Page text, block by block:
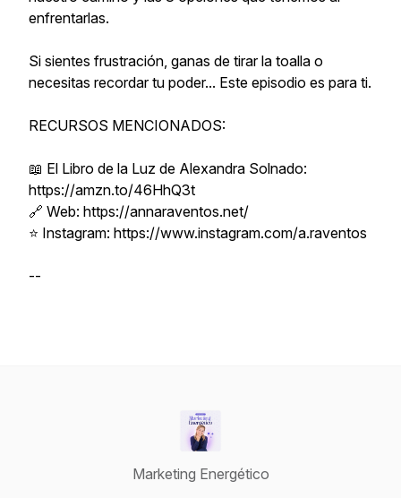
enfrentarlas.
Si sientes frustración, ganas de tirar la toalla o
necesitas recordar tu poder... Este episodio es para ti.
RECURSOS MENCIONADOS:
📖 El Libro de la Luz de Alexandra Solnado:
https://amzn.to/46HhQ3t
🔗 Web: https://annaraventos.net/
⭐ Instagram: https://www.instagram.com/a.raventos
--
Marketing Energético